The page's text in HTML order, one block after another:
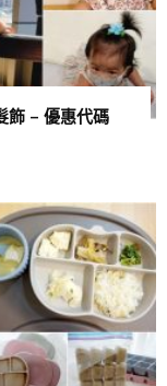
飾 – 優惠代碼